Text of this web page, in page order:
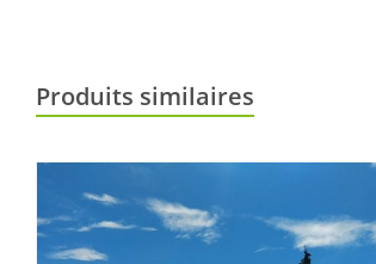
Produits similaires